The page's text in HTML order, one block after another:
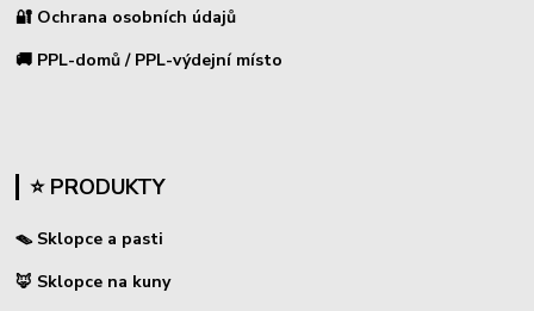
🔐 Ochrana osobních údajů
🚚 PPL-domů / PPL-výdejní místo
⭐ PRODUKTY
🪤 Sklopce a pasti
🦊 Sklopce na kuny